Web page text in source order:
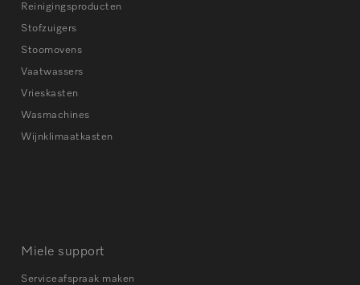
Reinigingsproducten
Stofzuigers
Stoomovens
Vaatwassers
Vrieskasten
Wasmachines
Wijnklimaatkasten
Miele support
Serviceafspraak maken